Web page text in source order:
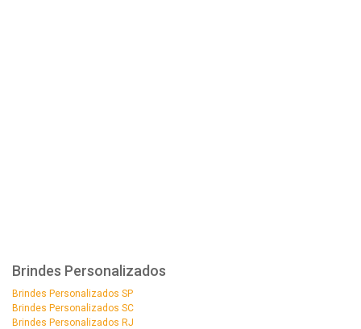
Brindes Personalizados
Brindes Personalizados SP
Brindes Personalizados SC
Brindes Personalizados RJ